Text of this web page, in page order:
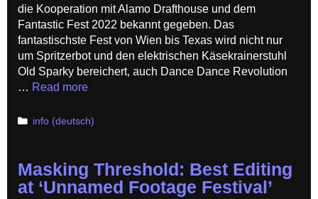
die Kooperation mit Alamo Drafthouse und dem
Fantastic Fest 2022 bekannt gegeben. Das
fantastischste Fest von Wien bis Texas wird nicht nur
um Spritzerbot und den elektrischen Käsekrainerstuhl
Old Sparky bereichert, auch Dance Dance Revolution
… Read more
Categories
info (deutsch)
Masking Threshold: Best Editing
at ‘Unnamed Footage Festival’